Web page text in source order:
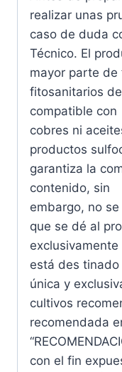
realizar unas
caso de duda
Técnico. El
mayor parte
fitosanitarios
compatible con
cobres ni
productos
garantiza la
contenido, sin
embargo, no
que se dé al
está des tinado
única y
cultivos
recomendada
con el fin